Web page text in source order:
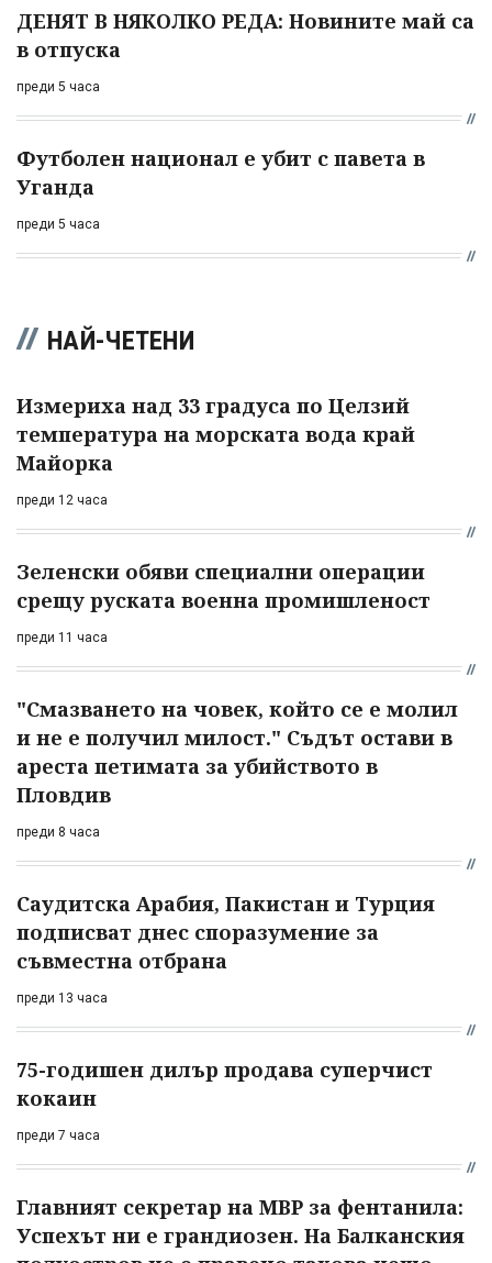
ДЕНЯТ В НЯКОЛКО РЕДА: Новините май са
в отпуска
преди 5 часа
Футболен национал е убит с павета в
Уганда
преди 5 часа
НАЙ-ЧЕТЕНИ
Измериха над 33 градуса по Целзий
температура на морската вода край
Майорка
преди 12 часа
Зеленски обяви специални операции
срещу руската военна промишленост
преди 11 часа
"Смазването на човек, който се е молил
и не е получил милост." Съдът остави в
ареста петимата за убийството в
Пловдив
преди 8 часа
Саудитска Арабия, Пакистан и Турция
подписват днес споразумение за
съвместна отбрана
преди 13 часа
75-годишен дилър продава суперчист
кокаин
преди 7 часа
Главният секретар на МВР за фентанила:
Успехът ни е грандиозен. На Балканския